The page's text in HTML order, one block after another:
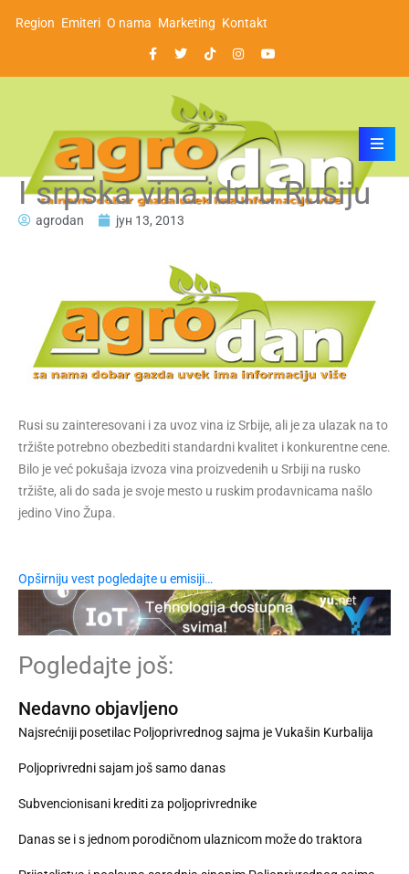
Region Emiteri O nama Marketing Kontakt
I srpska vina idu u Rusiju
agrodan јун 13, 2013
Rusi su zainteresovani i za uvoz vina iz Srbije, ali je za ulazak na to
tržište potrebno obezbediti standardni kvalitet i konkurentne cene.
Bilo je već pokušaja izvoza vina proizvedenih u Srbiji na rusko
tržište, ali do sada je svoje mesto u ruskim prodavnicama našlo
jedino Vino Župa.
Opširniju vest pogledajte u emisiji…
Pogledajte još:
Nedavno objavljeno
Najsrećniji posetilac Poljoprivrednog sajma je Vukašin Kurbalija
Poljoprivredni sajam još samo danas
Subvencionisani krediti za poljoprivrednike
Danas se i s jednom porodičnom ulaznicom može do traktora